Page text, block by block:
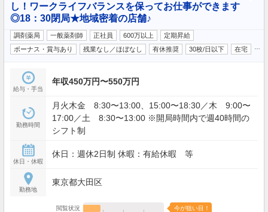
し！ワークライフバランスを保ってお仕事ができます
◎18：30閉局★地域密着の店舗♪
調剤薬局 一般薬剤師 正社員 600万以上
定期昇給
ボーナス・賞与あり
残業なし／ほぼなし 有休推奨 30枚/日以下 在宅
給与・手当
年収450万円〜550万円
勤務時間
月火木金 8:30〜13:00、15:00〜18:30／木 9:00〜
17:00／土 8:30〜13:00 ※開局時間内で週40時間の
シフト制
休日・休暇
休日：週休2日制 休暇：有給休暇 等
勤務地
東京都大田区
閲覧状況 今が狙い目！